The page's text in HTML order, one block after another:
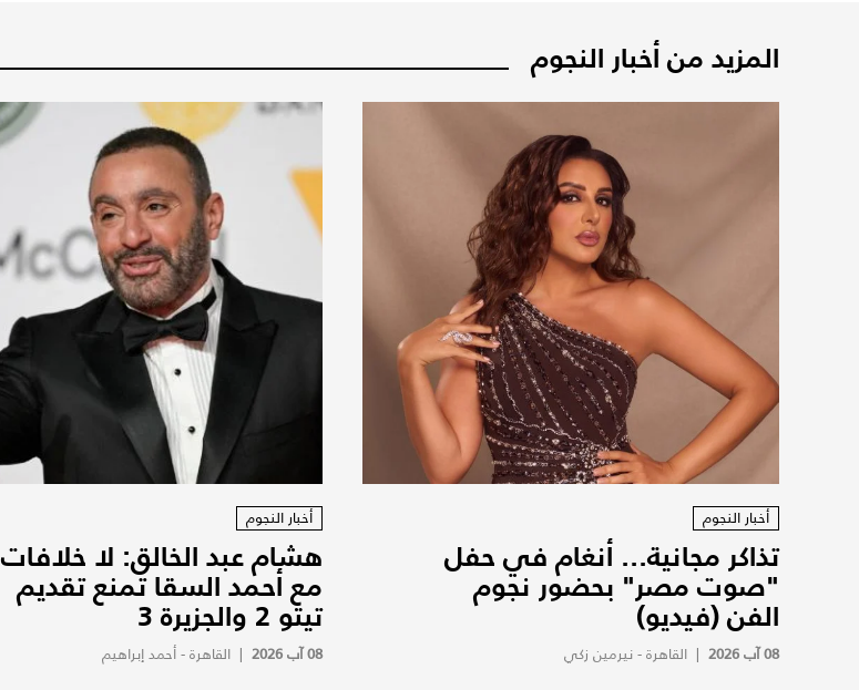
المزيد من أخبار النجوم
أخبار النجوم
تذاكر مجانية... أنغام في حفل
"صوت مصر" بحضور نجوم
الفن (فيديو)
08 آب 2026 | القاهرة - نيرمين زكي
أخبار النجوم
هشام عبد الخالق: لا خلافات
مع أحمد السقا تمنع تقديم
تيتو 2 والجزيرة 3
08 آب 2026 | القاهرة - أحمد إبراهيم